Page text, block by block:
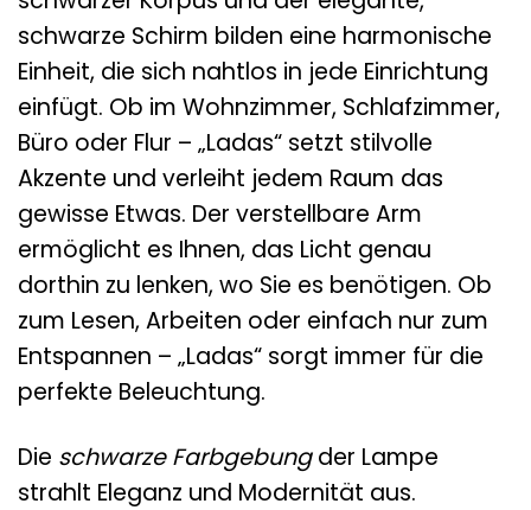
schwarze Schirm bilden eine harmonische
Einheit, die sich nahtlos in jede Einrichtung
einfügt. Ob im Wohnzimmer, Schlafzimmer,
Büro oder Flur – „Ladas“ setzt stilvolle
Akzente und verleiht jedem Raum das
gewisse Etwas. Der verstellbare Arm
ermöglicht es Ihnen, das Licht genau
dorthin zu lenken, wo Sie es benötigen. Ob
zum Lesen, Arbeiten oder einfach nur zum
Entspannen – „Ladas“ sorgt immer für die
perfekte Beleuchtung.
Die schwarze Farbgebungder Lampe
strahlt Eleganz und Modernität aus.